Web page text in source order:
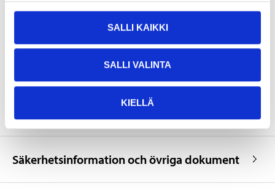
SALLI KAIKKI
SALLI VALINTA
KIELLÄ
Åtgång underlag och
appliceringsmetod)
Förvaring Frostfritt. Torrt, svalt och i
väl tillsluten förpackning.
Säkerhetsinformation och övriga dokument